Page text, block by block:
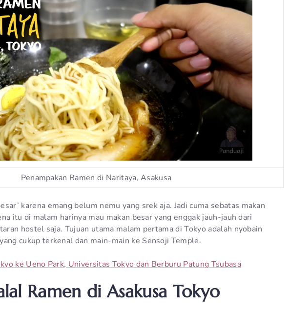
Penampakan Ramen di Naritaya, Asakusa
karena emang belum nemu yang srek aja. Jadi cuma sebatas makan
itu di malam harinya mau makan besar yang enggak jauh-jauh dari
hostel saja. Tujuan utama malam pertama di Tokyo adalah nyobain
cukup terkenal dan main-main ke Sensoji Temple.
ke Ueno Park, Universitas Tokyo dan Berburu Patung Tsubasa
Ramen di Asakusa Tokyo